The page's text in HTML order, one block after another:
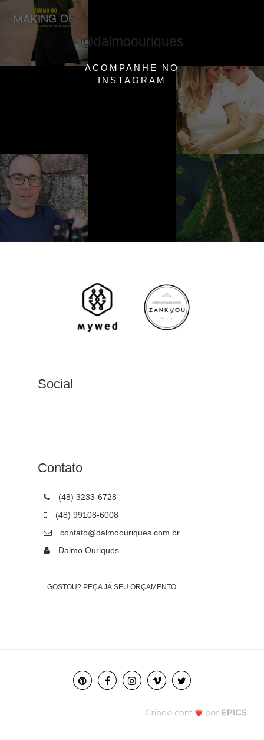
@dalmoouriques
ACOMPANHE NO
INSTAGRAM
Social
Contato
(48) 3233-6728
(48) 99108-6008
contato@dalmoouriques.com.br
Dalmo Ouriques
GOSTOU? PEÇA JÁ SEU ORÇAMENTO